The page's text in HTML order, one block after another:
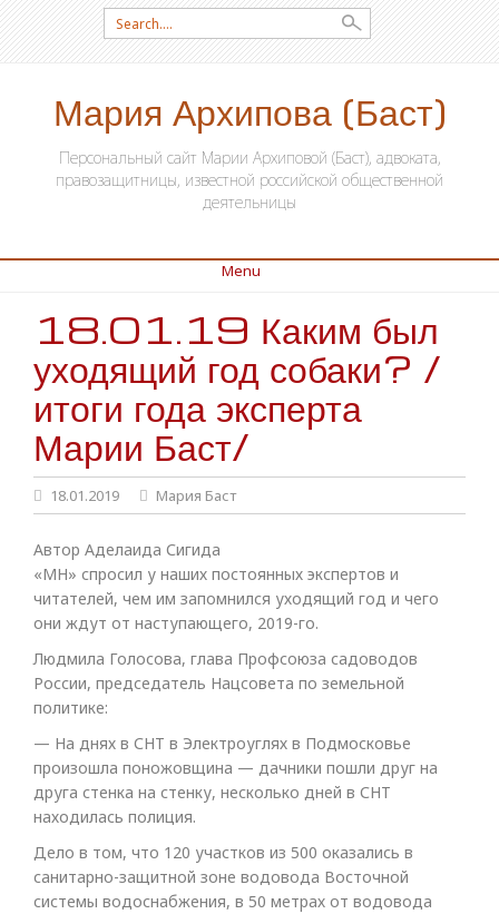
Search for:
Мария Архипова (Баст)
Персональный сайт Марии Архиповой (Баст), адвоката,
правозащитницы, известной российской общественной
деятельницы
Menu
SKIP TO CONTENT
18.01.19 Каким был
уходящий год собаки? /
итоги года эксперта
Марии Баст/
18.01.2019 Мария Баст
Автор Аделаида Сигида
«МН» спросил у наших постоянных экспертов и
читателей, чем им запомнился уходящий год и чего
они ждут от наступающего, 2019-го.
Людмила Голосова, глава Профсоюза садоводов
России, председатель Нацсовета по земельной
политике:
— На днях в СНТ в Электроуглях в Подмосковье
произошла поножовщина — дачники пошли друг на
друга стенка на стенку, несколько дней в СНТ
находилась полиция.
Дело в том, что 120 участков из 500 оказались в
санитарно-защитной зоне водовода Восточной
системы водоснабжения, в 50 метрах от водовода